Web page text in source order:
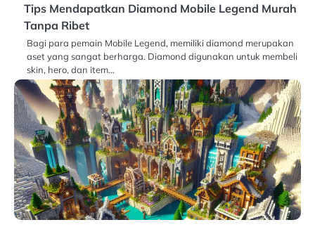
Tips Mendapatkan Diamond Mobile Legend Murah
Tanpa Ribet
Bagi para pemain Mobile Legend, memiliki diamond merupakan
aset yang sangat berharga. Diamond digunakan untuk membeli
skin, hero, dan item…